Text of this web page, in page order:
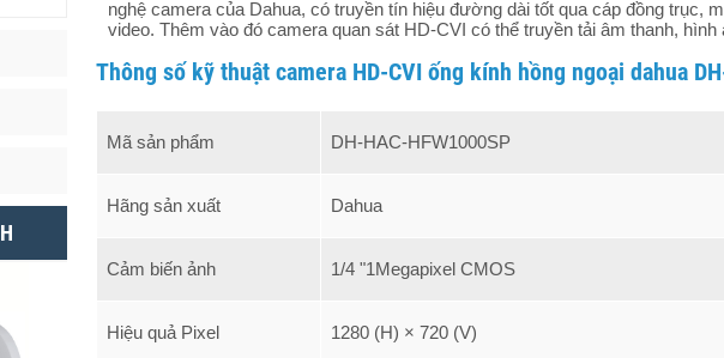
nghệ camera của Dahua, có truyền tín hiệu đường dài tốt qua cáp đồng
video. Thêm vào đó camera quan sát HD-CVI có thể truyền tải âm thanh,
Thông số kỹ thuật camera HD-CVI ống kính hồng ngoại dahua
Mã sản phẩm DH-HAC-HFW1000SP​
Hãng sản xuất Dahua
Cảm biến ảnh 1/4 "1Megapixel CMOS
Hiệu quả Pixel 1280 (H) × 720 (V)